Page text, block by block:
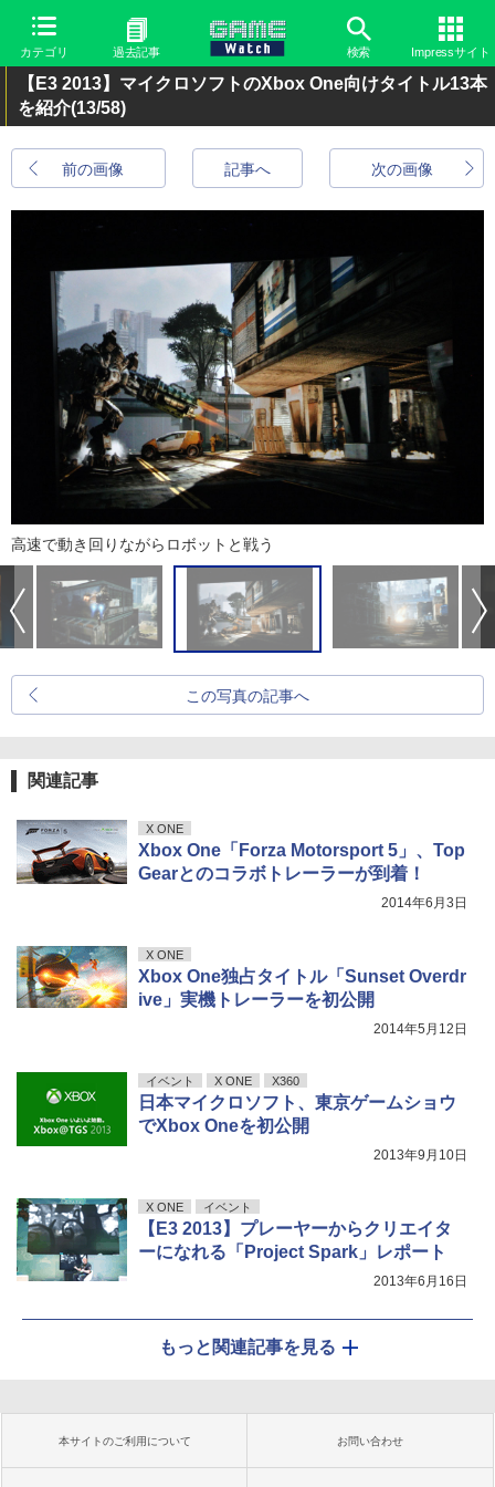
カテゴリ 過去記事 検索 Impressサイト
【E3 2013】マイクロソフトのXbox One向けタイトル13本
を紹介(13/58)
前の画像 次の画像
記事へ
高速で動き回りながらロボットと戦う
この写真の記事へ
関連記事
X ONE
Xbox One「Forza Motorsport 5」、Top
Gearとのコラボトレーラーが到着！
2014年6月3日
X ONE
Xbox One独占タイトル「Sunset Overdr
ive」実機トレーラーを初公開
2014年5月12日
イベント X ONE X360
日本マイクロソフト、東京ゲームショウ
でXbox Oneを初公開
2013年9月10日
X ONE イベント
【E3 2013】プレーヤーからクリエイタ
ーになれる「Project Spark」レポート
2013年6月16日
もっと関連記事を見る
本サイトのご利用について お問い合わせ